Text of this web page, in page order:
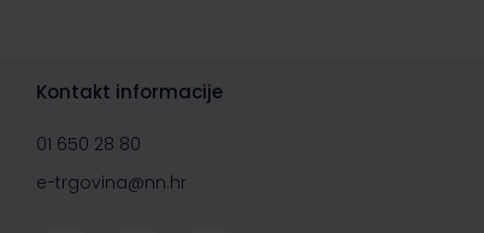
Kontakt informacije
01 650 28 80
e-trgovina@nn.hr